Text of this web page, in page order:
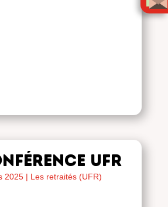
UFR
2025| Les retraités (UFR)